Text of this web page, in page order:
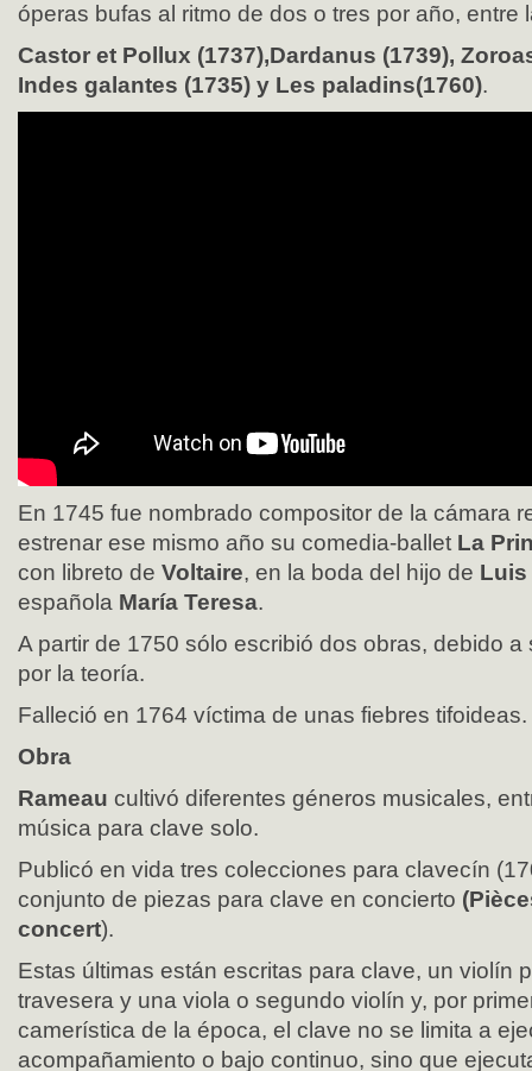
óperas bufas al ritmo de dos o tres por año, entre
Castor et Pollux (1737),Dardanus (1739),
Indes galantes (1735) y Les paladins(1760).
En 1745 fue nombrado compositor de la cámara
estrenar ese mismo año su comedia-ballet La
con libreto de Voltaire, en la boda del hijo de Luis
española María Teresa.
A partir de 1750 sólo escribió dos obras, debido a
por la teoría.
Falleció en 1764 víctima de unas fiebres tifoideas.
Obra
Rameau cultivó diferentes géneros musicales,
música para clave solo.
Publicó en vida tres colecciones para clavecín
conjunto de piezas para clave en concierto
concert).
Estas últimas están escritas para clave, un violín
travesera y una viola o segundo violín y, por
camerística de la época, el clave no se limita a
acompañamiento o bajo continuo, sino que